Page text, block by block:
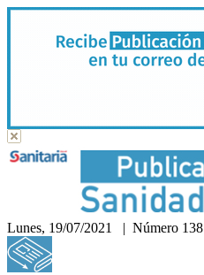
Lunes, 19/07/2021 | Número 138